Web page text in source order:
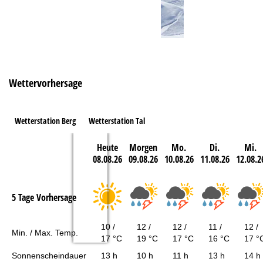
Wettervorhersage
Wetterstation Berg Wetterstation Tal
Heute
08.08.26
Morgen
09.08.26
Mo.
10.08.26
Di.
11.08.26
Mi.
5 Tage Vorhersage
Min. / Max. Temp.
10 /
17 °C
12 /
19 °C
12 /
17 °C
11 /
16 °C
12 /
17
Sonnenscheindauer
13 h 10 h 11 h 13 h 14 h